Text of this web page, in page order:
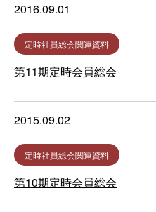
2016.09.01
定時社員総会関連資料
第11期定時会員総会
2015.09.02
定時社員総会関連資料
第10期定時会員総会